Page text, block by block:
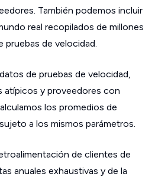
También podemos incluir
real recopilados de millones
pruebas de velocidad.
de pruebas de velocidad,
atípicos y proveedores con
los promedios de
a los mismos parámetros.
de clientes de
anuales exhaustivas y de la